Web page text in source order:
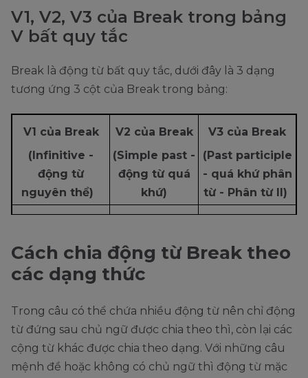
V1, V2, V3 của Break trong bảng
V bất quy tắc
Break là động từ bất quy tắc, dưới đây là 3 dạng
tương ứng 3 cột của Break trong bảng:
V1 của Break
(Infinitive -
động từ
nguyên thể)
V2 của Break
(Simple past -
động từ quá
khứ)
V3 của Break
(Past participle
- quá khứ phân
từ - Phân từ II)
Cách chia động từ Break theo
các dạng thức
Trong câu có thể chứa nhiều động từ nên chỉ động
từ đứng sau chủ ngữ được chia theo thì, còn lại các
cộng từ khác được chia theo dạng. Với những câu
mệnh đề hoặc không có chủ ngữ thì động từ mặc